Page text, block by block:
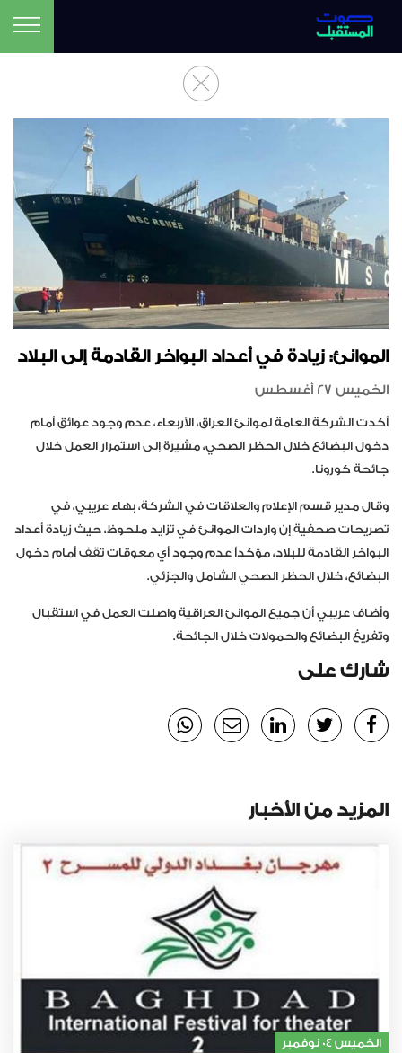
الموانئ: زيادة في أعداد البواخر القادمة إلى البلاد
الخميس 27 أغسطس
أكدت الشركة العامة لموانئ العراق، الأربعاء، عدم وجود عوائق أمام
دخول البضائع خلال الحظر الصحي، مشيرة إلى استمرار العمل خلال
جائحة كورونا.
وقال مدير قسم الإعلام والعلاقات في الشركة، بهاء عريبي، في
تصريحات صحفية إن واردات الموانئ في تزايد ملحوظ، حيث زيادة أعداد
البواخر القادمة للبلاد، مؤكداً عدم وجود أي معوقات تقف أمام دخول
البضائع، خلال الحظر الصحي الشامل والجزئي.
وأضاف عريبي أن جميع الموانئ العراقية واصلت العمل في استقبال
وتفريغ البضائع والحمولات خلال الجائحة.
شارك على
المزيد من الأخبار
الخميس 04 نوفمبر